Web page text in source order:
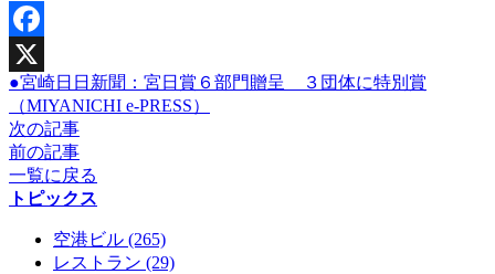
Facebook
X
●宮崎日日新聞：宮日賞６部門贈呈 ３団体に特別賞
（MIYANICHI e-PRESS）
次の記事
前の記事
一覧に戻る
トピックス
空港ビル (265)
レストラン (29)